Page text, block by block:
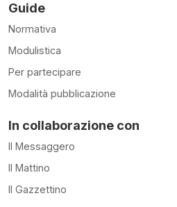
Guide
Normativa
Modulistica
Per partecipare
Modalità pubblicazione
In collaborazione con
Il Messaggero
Il Mattino
Il Gazzettino